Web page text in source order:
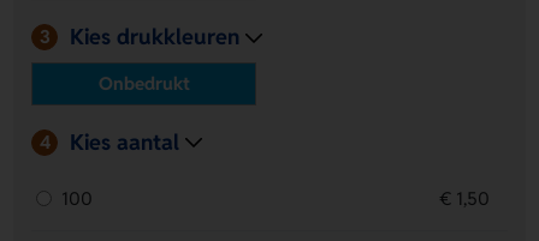
3 Kies drukkleuren
Onbedrukt
4 Kies aantal
100 € 1,50